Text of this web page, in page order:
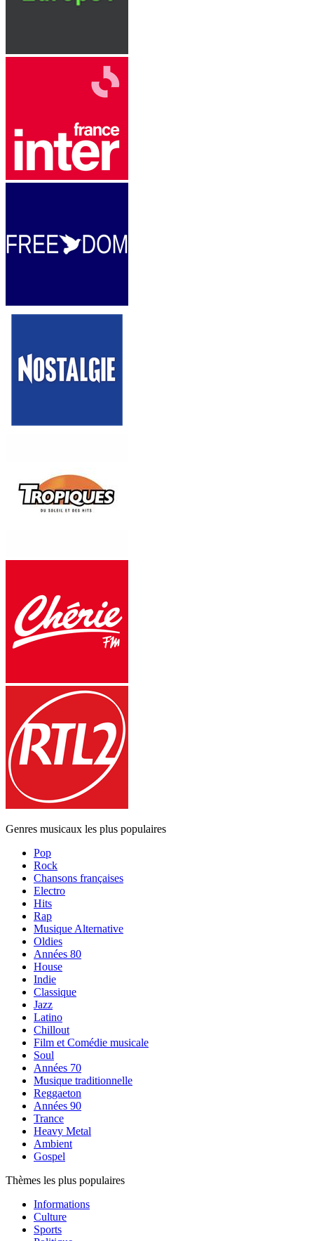
Genres musicaux les plus populaires
Pop
Rock
Chansons françaises
Electro
Hits
Rap
Musique Alternative
Oldies
Années 80
House
Indie
Classique
Jazz
Latino
Chillout
Film et Comédie musicale
Soul
Années 70
Musique traditionnelle
Reggaeton
Années 90
Trance
Heavy Metal
Ambient
Gospel
Thèmes les plus populaires
Informations
Culture
Sports